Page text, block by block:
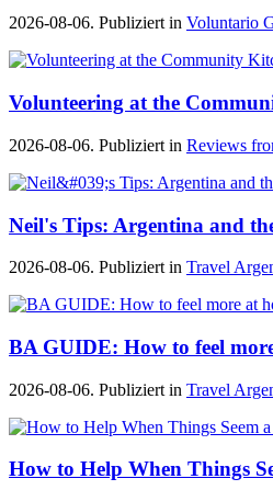
2026-08-06. Publiziert in Voluntario
Volunteering at the
2026-08-06. Publiziert in Reviews
Neil's Tips: Argentina and
2026-08-06. Publiziert in Travel
BA GUIDE: How to feel
2026-08-06. Publiziert in Travel
How to Help When Things